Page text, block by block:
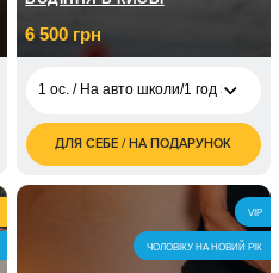
6 500 грн
1 ос. / На авто школи/1 год 30 хв
1 ос. / На авто
школи/1 год 30 хв
грн
авто/1 год 30 хв
3 500
грн
ДЛЯ СЕБЕ / НА ПОДАРУНОК
VIP
ЧОЛОВІКУ НА НОВИЙ РІК